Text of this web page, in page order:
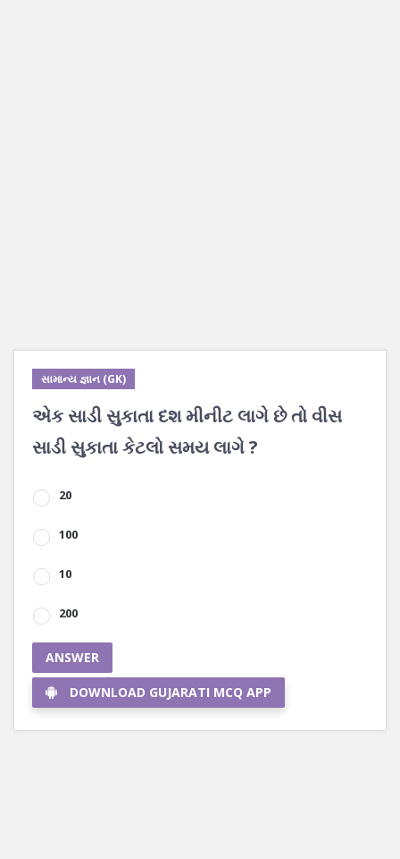
સામાન્ય જ્ઞાન (GK)
એક સાડી સુકાતા દશ મીનીટ લાગે છે તો વીસ
સાડી સુકાતા કેટલો સમય લાગે ?
20
100
10
200
ANSWER
DOWNLOAD GUJARATI MCQ APP